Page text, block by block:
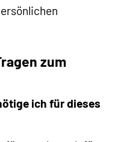
zum
ich für dieses